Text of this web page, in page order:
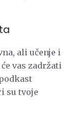
ali učenje i
vas zadržati
su tvoje